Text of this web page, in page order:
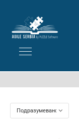
Home Производи